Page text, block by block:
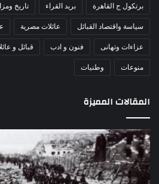
برتكول ج القاهرة بريد القراء تاريخ
سياسة واقتصاد القبائل عائلات مصرية
عزاءات وتهانى فنون و ادب قبائل و
منوعات وطنيات
المقالات المميزة
اللواء
دكتور
راضي
عبدالمعطي